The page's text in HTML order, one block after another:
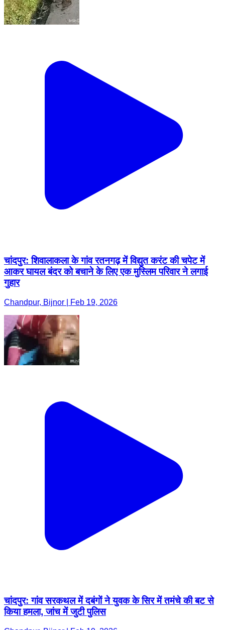
चांदपुर: शिवालाकला के गांव रतनगढ़ में विद्युत करंट की चपेट में
आकर घायल बंदर को बचाने के लिए एक मुस्लिम परिवार ने लगाई
गुहार
Chandpur, Bijnor | Feb 19, 2026
चांदपुर: गांव सरकथल में दबंगों ने युवक के सिर में तमंचे की बट से
किया हमला, जांच में जुटी पुलिस